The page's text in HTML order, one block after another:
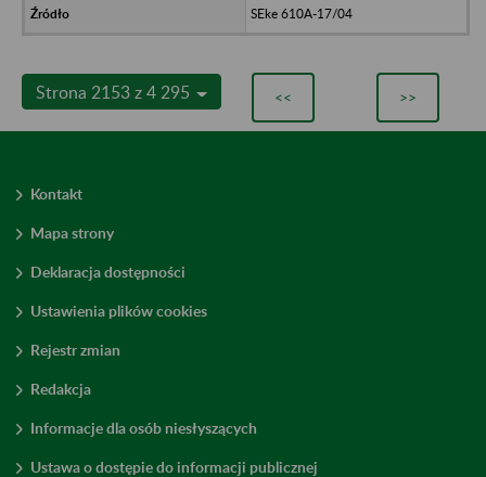
SEke 610A-17/04
Strona 2153 z 4 295 << >>
Kontakt
Mapa strony
Deklaracja dostępności
Ustawienia plików cookies
Rejestr zmian
Redakcja
Informacje dla osób niesłyszących
Ustawa o dostępie do informacji publicznej